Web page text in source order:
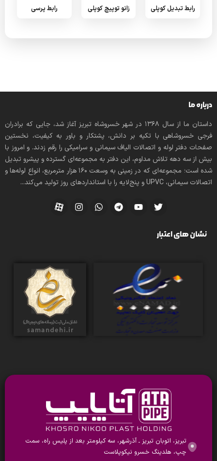
رابط تبدیل کوپلی زانو توپیچ کوپلی رابط پرسی
درباره ما
داستان ما از سال ۱۳۶۸ در شهر خسروشاه تبریز آغاز شد، جایی که برادران
فرجی خسروشاهی با تکیه بر دانش، پشتکار و باور به کیفیت، نخستین
صفحات دفتر لوله و اتصالات الیاف سیمانی و سرامیکی را رقم زدند. و امروز با
بیش از سه دهه تلاش مداوم، این دفتر به مجموعه‌ای گسترده و پیشرو تبدیل
شده است؛ مجموعه‌ای که در زمینی به وسعت 160 هزار مترمربع، انواع لوله‌ها و
اتصالات سیمانی، UPVC و پنج‌لایه را با استانداردهای روز تولید می‌کند...
نشان های اعتبار
تبریز، اتوبان تبریز ـ آذرشهر، سه کیلومتر بعد از پلیس راه، سمت
چپ، هلدینگ خسرو نیکوپلاست